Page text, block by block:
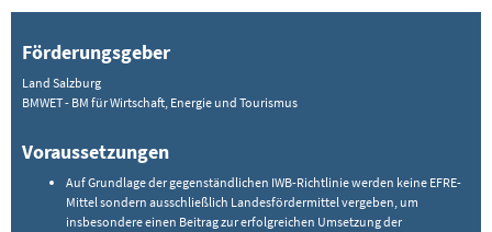
Förderungsgeber
Land Salzburg
BMWET - BM für Wirtschaft, Energie und Tourismus
Voraussetzungen
Auf Grundlage der gegenständlichen IWB-Richtlinie werden keine EFRE-
Mittel sondern ausschließlich Landesfördermittel vergeben, um
insbesondere einen Beitrag zur erfolgreichen Umsetzung der